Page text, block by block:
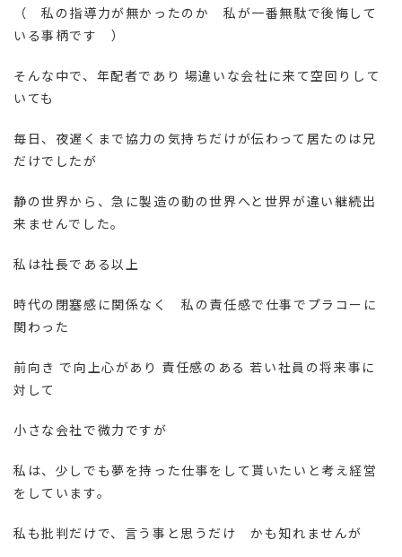
（ 私の指導力が無かったのか 私が一番無駄で後悔して
いる事柄です ）
そんな中で、年配者であり 場違いな会社に来て空回りして
いても
毎日、夜遅くまで協力の気持ちだけが伝わって居たのは兄
だけでしたが
静の世界から、急に製造の動の世界へと世界が違い継続出
来ませんでした。
私は社長である以上
時代の閉塞感に関係なく 私の責任感で仕事でプラコーに
関わった
前向き で向上心があり 責任感のある 若い社員の将来事に
対して
小さな会社で微力ですが
私は、少しでも夢を持った仕事をして貰いたいと考え経営
をしています。
私も批判だけで、言う事と思うだけ かも知れませんが